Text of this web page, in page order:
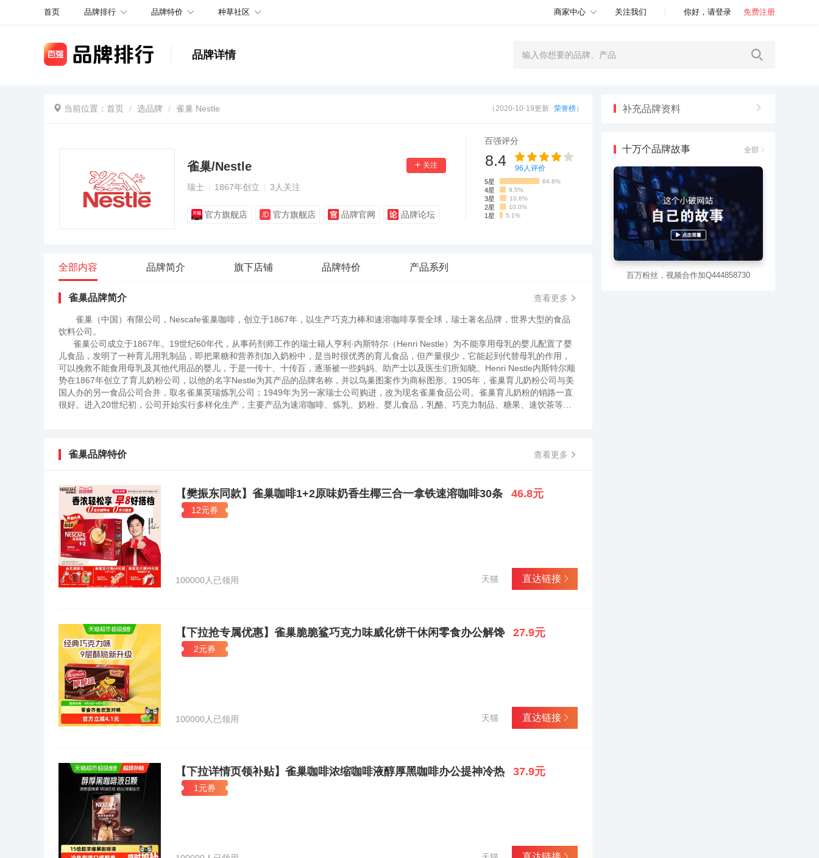
首页 品牌排行 品牌特价 种草社区 商家中心 关注我们 你好，请登录 免费注册
品牌详情
当前位置： 首页 选品牌 雀巢 Nestle （2020-10-19更新 荣誉榜）
雀巢/Nestle
瑞士 1867年创立 3 人关注
官方旗舰店 官方旗舰店 品牌官网 品牌论坛
百强评分
8.4 96 人评价
5星 64.8%
4星 9.5%
3星 10.6%
2星 10.0%
1星 5.1%
全部内容 品牌简介 旗下店铺 品牌特价 产品系列
雀巢品牌简介 查看更多
雀巢（中国）有限公司，Nescafe雀巢咖啡，创立于1867年，以生产巧克力棒和速溶咖啡享誉全球，瑞士著名品牌，世界大型的食品
饮料公司。
雀巢公司成立于1867年。19世纪60年代，从事药剂师工作的瑞士籍人亨利·内斯特尔（Henri Nestle）为不能享用母乳的婴儿配置了婴
儿食品，发明了一种育儿用乳制品，即把果糖和营养剂加入奶粉中，是当时很优秀的育儿食品，但产量很少，它能起到代替母乳的作用，
可以挽救不能食用母乳及其他代用品的婴儿，于是一传十、十传百，逐渐被一些妈妈、助产士以及医生们所知晓。Henri Nestle内斯特尔顺
势在1867年创立了育儿奶粉公司，以他的名字Nestle为其产品的品牌名称，并以鸟巢图案作为商标图形。1905年，雀巢育儿奶粉公司与美
国人办的另一食品公司合并，取名雀巢英瑞炼乳公司；1949年为另一家瑞士公司购进，改为现名雀巢食品公司。雀巢育儿奶粉的销路一直
很好。进入20世纪初，公司开始实行多样化生产，主要产品为速溶咖啡、炼乳、奶粉、婴儿食品，乳酪、巧克力制品、糖果、速饮茶等数
美国兰通公司的调查结果，雀巢咖啡这一品牌被列为世界10大著名品牌之一，其品牌价值1994年被确定为115．49亿美元。雀巢公司2010
81个国家中共建有443多家工厂，所有产品的生产和销售由总部领导下的约200多个部门完成。雀巢销售额的98%来自国外，因此被称
为“最国际化的跨国集团”。实际上，在德语里，Nestle是小鸟巢的意思，英文的含义是“舒适，安顿下来”和“依偎”；因为英文雀巢（Nest）
与他的名字为同一词根，所以中文一并译为“雀巢”。而雀巢图形自然会使人们联想到嗷嗷待哺的婴儿、慈爱的母亲哺育婴儿的情景。因
此，“雀巢”育儿奶粉的销路一直很好。
雀巢品牌特价 查看更多
【樊振东同款】雀巢咖啡1+2原味奶香生椰三合一拿铁速溶咖啡30条 46.8元
12元券
100000人已领用 直达链接
天猫
【下拉抢专属优惠】雀巢脆脆鲨巧克力味威化饼干休闲零食办公解馋 27.9元
2元券
100000人已领用 直达链接
天猫
【下拉详情页领补贴】雀巢咖啡浓缩咖啡液醇厚黑咖啡办公提神冷热 37.9元
1元券
补充品牌资料
十万个品牌故事 全部
百万粉丝，视频合作加Q444858730